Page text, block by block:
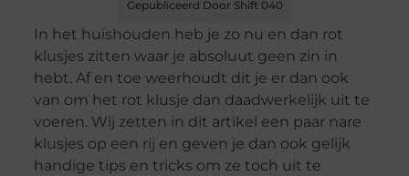
Gepubliceerd Door Shift 040
In het huishouden heb je zo nu en dan rot
klusjes zitten waar je absoluut geen zin in
hebt. Af en toe weerhoudt dit je er dan ook
van om het rot klusje dan daadwerkelijk uit te
voeren. Wij zetten in dit artikel een paar nare
klusjes op een rij en geven je dan ook gelijk
handige tips en tricks om ze toch uit te